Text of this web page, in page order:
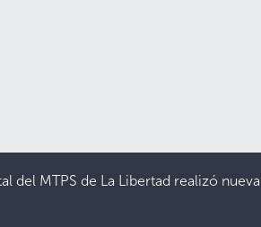
del MTPS de La Libertad realizó